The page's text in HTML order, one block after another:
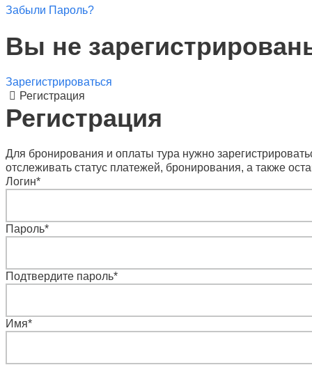
Забыли Пароль?
Вы не
Зарегистрироваться
Регистрация
Регистрация
Для бронирования и оплаты тура нужно
отслеживать статус платежей, бронирования, а также
Логин*
Пароль*
Подтвердите пароль*
Имя*